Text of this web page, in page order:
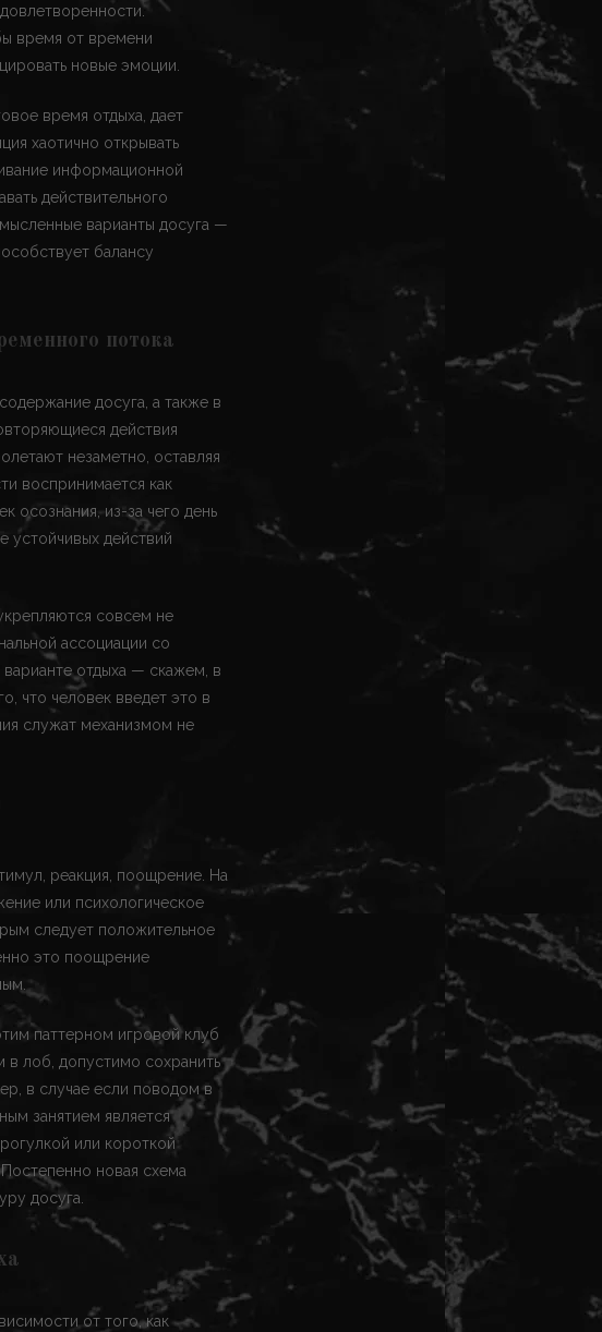
время от времени
новые эмоции.
время отдыха, дает
хаотично открывать
информационной
действительного
варианты досуга —
балансу
потока
досуга, а также в
действия
незаметно, оставляя
воспринимается как
осознания, из-за чего день
устойчивых действий
совсем не
ассоциации со
варианте отдыха — скажем, в
что человек введет это в
служат механизмом не
реакция, поощрение. На
или психологическое
следует положительное
это поощрение
паттерном игровой клуб
в лоб, допустимо сохранить
в случае если поводом в
занятием является
или короткой
новая схема
досуга.
от того, как